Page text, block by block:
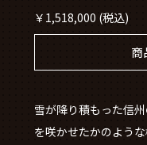
￥ 1,518,000 (税込)
商
雪が降り積もった信
を咲かせたかのよう